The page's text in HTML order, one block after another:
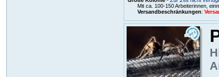
Mit ca. 100-150 Arbeiterinnen,
Versandbeschränkungen: